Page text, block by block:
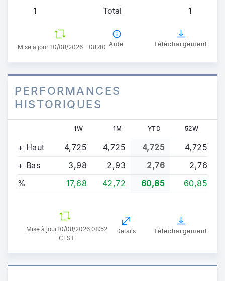
1 Total 1
Mise à jour 10/08/2026 - 08:40 Aide Téléchargement
PERFORMANCES
HISTORIQUES
1W 1M YTD 52W
+ Haut 4,725 4,725 4,725
4,725
+ Bas
3,98 2,93 2,76
2,76
%
17,68 42,72 60,85 60,85
Mise à jour10/08/2026 08:52
CEST
Details Téléchargement